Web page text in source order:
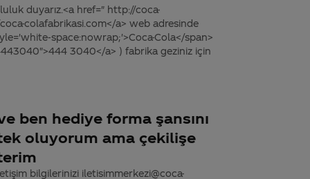
duyarız.<a href=" http://coca-
colafabrikasi.com</a> web adresinde
space:nowrap;'>Coca-Cola</span>
3040</a> ) fabrika geziniz için
ben hediye forma şansını
oluyorum ama çekilişe
bilgilerinizi iletisimmerkezi@coca-